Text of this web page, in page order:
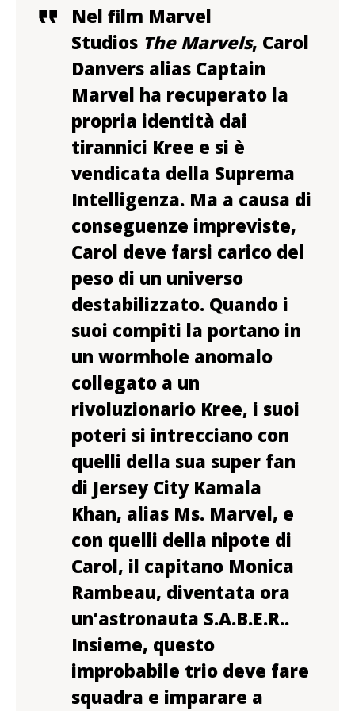
Nel film Marvel
Studios The Marvels, Carol
Danvers alias Captain
Marvel ha recuperato la
propria identità dai
tirannici Kree e si è
vendicata della Suprema
Intelligenza. Ma a causa di
conseguenze impreviste,
Carol deve farsi carico del
peso di un universo
destabilizzato. Quando i
suoi compiti la portano in
un wormhole anomalo
collegato a un
rivoluzionario Kree, i suoi
poteri si intrecciano con
quelli della sua super fan
di Jersey City Kamala
Khan, alias Ms. Marvel, e
con quelli della nipote di
Carol, il capitano Monica
Rambeau, diventata ora
un’astronauta S.A.B.E.R..
Insieme, questo
improbabile trio deve fare
squadra e imparare a